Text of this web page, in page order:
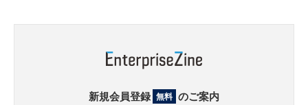
新規会員登録 無料 のご案内